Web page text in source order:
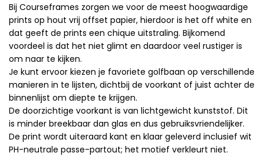
Bij Courseframes zorgen we voor de meest hoogwaardige
prints op hout vrij offset papier, hierdoor is het off white en
dat geeft de prints een chique uitstraling. Bijkomend
voordeel is dat het niet glimt en daardoor veel rustiger is
om naar te kijken.
Je kunt ervoor kiezen je favoriete golfbaan op verschillende
manieren in te lijsten, dichtbij de voorkant of juist achter de
binnenlijst om diepte te krijgen.
De doorzichtige voorkant is van lichtgewicht kunststof. Dit
is minder breekbaar dan glas en dus gebruiksvriendelijker.
De print wordt uiteraard kant en klaar geleverd inclusief wit
PH-neutrale passe-partout; het motief verkleurt niet.